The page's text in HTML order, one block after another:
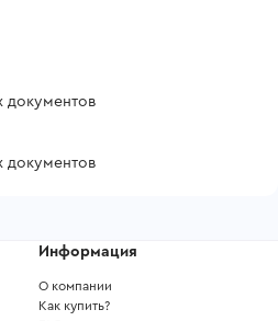
документов
документов
Информация
О компании
Как купить?